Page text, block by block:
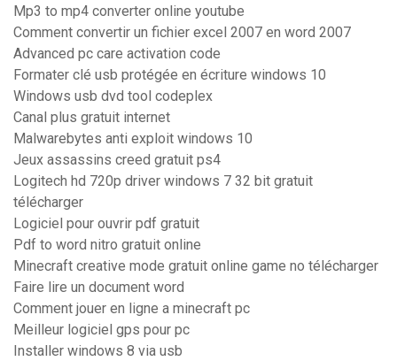
Mp3 to mp4 converter online youtube
Comment convertir un fichier excel 2007 en word 2007
Advanced pc care activation code
Formater clé usb protégée en écriture windows 10
Windows usb dvd tool codeplex
Canal plus gratuit internet
Malwarebytes anti exploit windows 10
Jeux assassins creed gratuit ps4
Logitech hd 720p driver windows 7 32 bit gratuit
télécharger
Logiciel pour ouvrir pdf gratuit
Pdf to word nitro gratuit online
Minecraft creative mode gratuit online game no télécharger
Faire lire un document word
Comment jouer en ligne a minecraft pc
Meilleur logiciel gps pour pc
Installer windows 8 via usb